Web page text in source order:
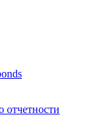
отчетности